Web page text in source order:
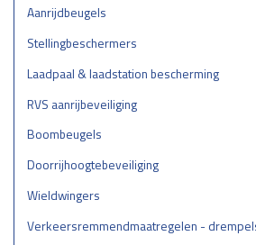
Aanrijdbeugels
Stellingbeschermers
Laadpaal & laadstation bescherming
RVS aanrijbeveiliging
Boombeugels
Doorrijhoogtebeveiliging
Wieldwingers
Verkeersremmendmaatregelen -